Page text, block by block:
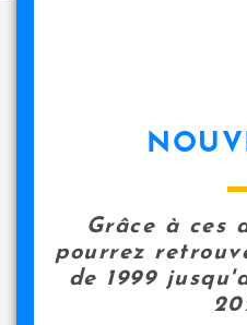
Grâce à ces
pourrez
de 1999